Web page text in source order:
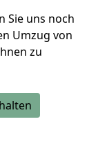
Sie uns noch
Umzug von
zu